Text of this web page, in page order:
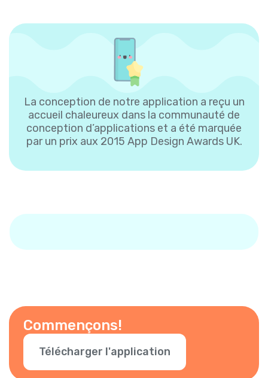
La conception de notre application a reçu un
accueil chaleureux dans la communauté de
conception d’applications et a été marquée
par un prix aux 2015 App Design Awards UK.
Commençons!
Télécharger l'application